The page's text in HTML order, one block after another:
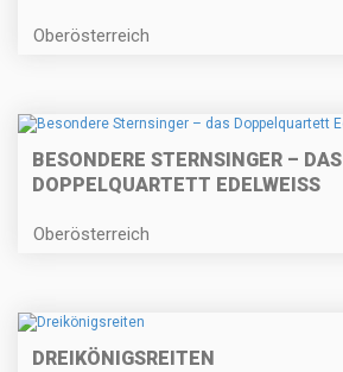
Oberösterreich
BESONDERE STERNSINGER – DAS
DOPPELQUARTETT EDELWEISS
Oberösterreich
DREIKÖNIGSREITEN